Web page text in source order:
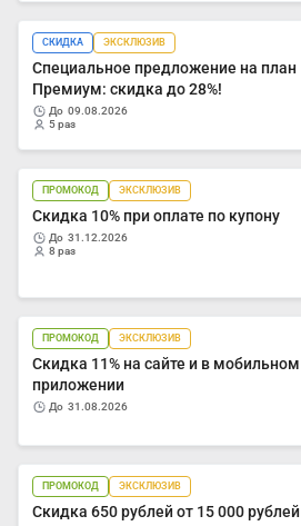
СКИДКА ЭКСКЛЮЗИВ
Специальное предложение на план
Премиум: скидка до 28%!
до 09.08.2026
5 раз
ПРОМОКОД ЭКСКЛЮЗИВ
Скидка 10% при оплате по купону
до 31.12.2026
8 раз
ПРОМОКОД ЭКСКЛЮЗИВ
Скидка 11% на сайте и в мобильном
приложении
до 31.08.2026
ПРОМОКОД ЭКСКЛЮЗИВ
Скидка 650 рублей от 15 000 рублей